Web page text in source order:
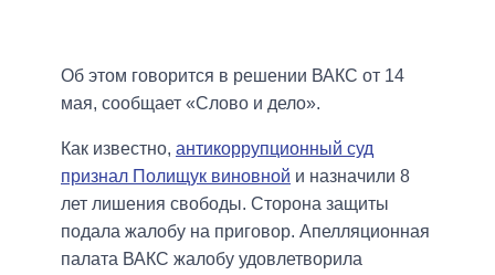
Об этом говорится в решении ВАКС от 14
мая, сообщает «Слово и дело».
Как известно, антикоррупционный суд
признал Полищук виновной и назначили 8
лет лишения свободы. Сторона защиты
подала жалобу на приговор. Апелляционная
палата ВАКС жалобу удовлетворила